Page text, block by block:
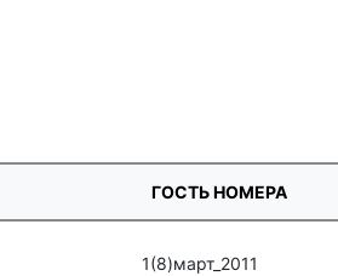
ГОСТЬ НОМЕРА
1(8)март_2011